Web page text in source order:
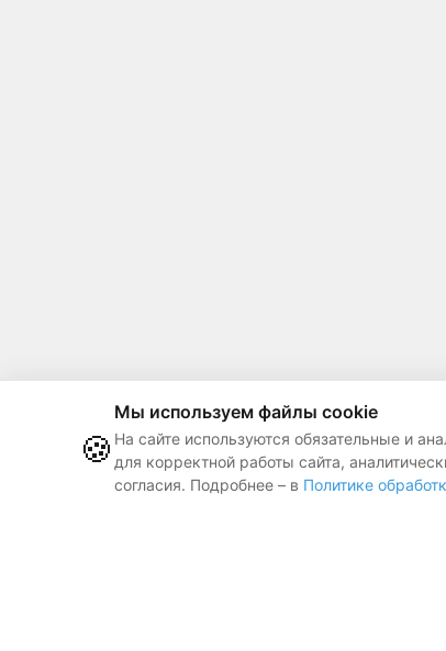
🍪
Мы используем файлы cookie
На сайте используются обязательные и
для корректной работы сайта,
согласия. Подробнее – в Политике